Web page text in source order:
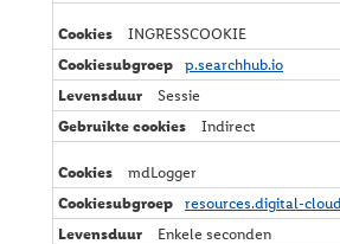
INGRESSCOOKIE
p.searchhub.io
Sessie
Indirect
mdLogger
resources.digital-
Enkele seconden